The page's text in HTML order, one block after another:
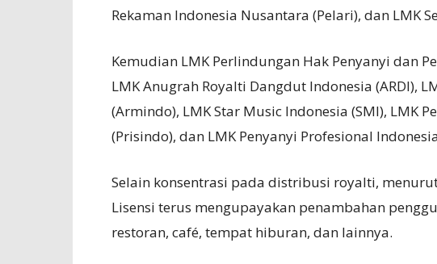
Rekaman Indonesia Nusantara (Pelari), dan LMK
Kemudian LMK Perlindungan Hak Penyanyi dan
LMK Anugrah Royalti Dangdut Indonesia (ARDI),
(Armindo), LMK Star Music Indonesia (SMI), LMK
(Prisindo), dan LMK Penyanyi Profesional
Selain konsentrasi pada distribusi royalti,
Lisensi terus mengupayakan penambahan
restoran, café, tempat hiburan, dan lainnya.